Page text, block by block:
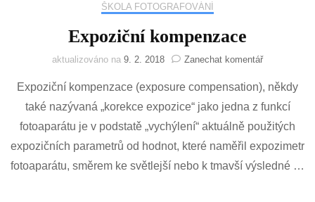
ŠKOLA FOTOGRAFOVÁNÍ
Expoziční kompenzace
aktualizováno na 9. 2. 2018 Zanechat komentářna
kompenzace
Expoziční kompenzace (exposure compensation), někdy
také nazývaná „korekce expozice“ jako jedna z funkcí
fotoaparátu je v podstatě „vychýlení“ aktuálně použitých
expozičních parametrů od hodnot, které naměřil expozimetr
fotoaparátu, směrem ke světlejší nebo k tmavší výsledné …